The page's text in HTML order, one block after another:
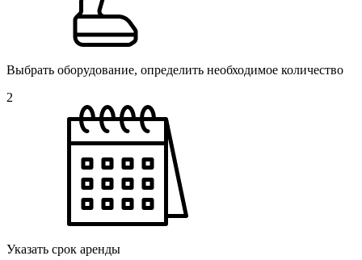
Выбрать оборудование, определить необходимое количество
2
Указать срок аренды